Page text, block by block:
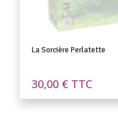
La Sorcière Perlatette
30,00 € TTC